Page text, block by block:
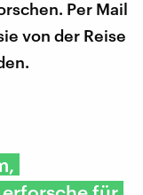
Per Mail
von der Reise